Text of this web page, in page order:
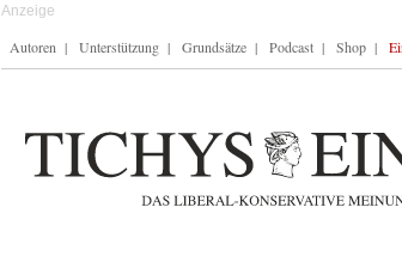
Autoren Unterstützung Grundsätze Podcast Shop